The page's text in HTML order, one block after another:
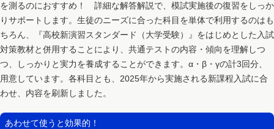
を測るのにおすすめ！ 詳細な解答解説で、模試実施後の復習をしっか
りサポートします。生徒のニーズに合った科目を単体で利用するのはも
ちろん、『高校新演習スタンダード（大学受験）』をはじめとした入試
対策教材と併用することにより、共通テストの内容・傾向を理解しつ
つ、しっかりと実力を養成することができます。α・β・γの計3回分、
用意しています。各科目とも、2025年から実施される新課程入試に合
わせ、内容を刷新しました。
あわせて使うと効果的！